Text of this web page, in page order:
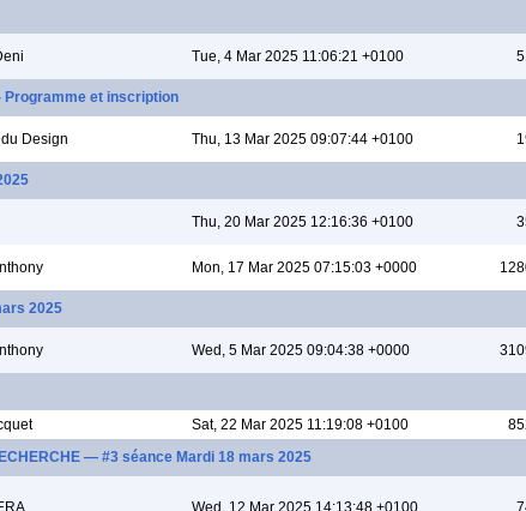
Tue, 4 Mar 2025 11:06:21 +0100
Programme et inscription
Design Thu, 13 Mar 2025 09:07:44 +0100
Thu, 20 Mar 2025 12:16:36 +0100
Mon, 17 Mar 2025 07:15:03 +0000
2025
Wed, 5 Mar 2025 09:04:38 +0000
Sat, 22 Mar 2025 11:19:08 +0100
— #3 séance Mardi 18 mars 2025
Wed, 12 Mar 2025 14:13:48 +0100